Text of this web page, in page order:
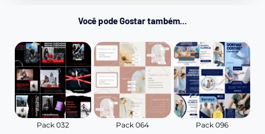
Você pode Gostar também...
Pack 032 Pack 064 Pack 096